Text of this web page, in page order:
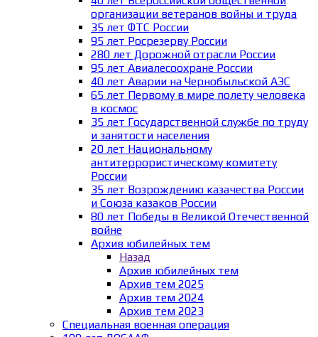
организации ветеранов войны и труда
35 лет ФТС России
95 лет Росрезерву России
280 лет Дорожной отрасли России
95 лет Авиалесоохране России
40 лет Аварии на Чернобыльской АЭС
65 лет Первому в мире полету человека
в космос
35 лет Государственной службе по труду
и занятости населения
20 лет Национальному
антитеррористическому комитету
России
35 лет Возрождению казачества России
и Союза казаков России
80 лет Победы в Великой Отечественной
войне
Архив юбилейных тем
Назад
Архив юбилейных тем
Архив тем 2025
Архив тем 2024
Архив тем 2023
Специальная военная операция